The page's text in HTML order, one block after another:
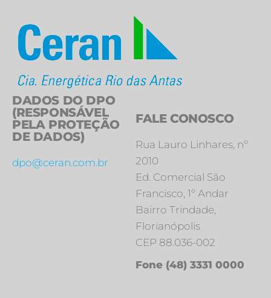
DADOS DO DPO
(RESPONSÁVEL
PELA PROTEÇÃO
DE DADOS)
dpo@ceran.com.br
FALE CONOSCO
Rua Lauro Linhares, nº
2010
Ed. Comercial São
Francisco, 1º Andar
Bairro Trindade,
Florianópolis
CEP 88.036-002
Fone (48) 3331 0000